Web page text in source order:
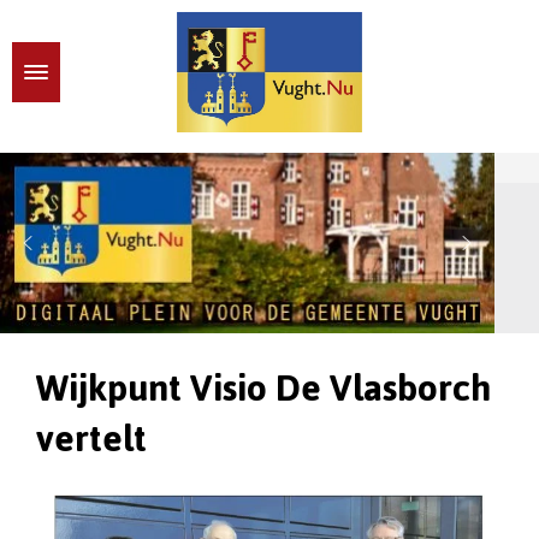
Wijkpunt Visio De Vlasborch
vertelt